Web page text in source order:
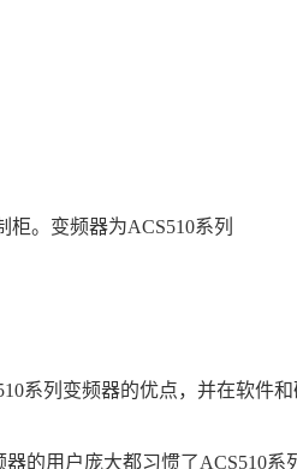
。变频器为ACS510系列
系列变频器的优点，并在软件和
的用户庞大都习惯了ACS510系